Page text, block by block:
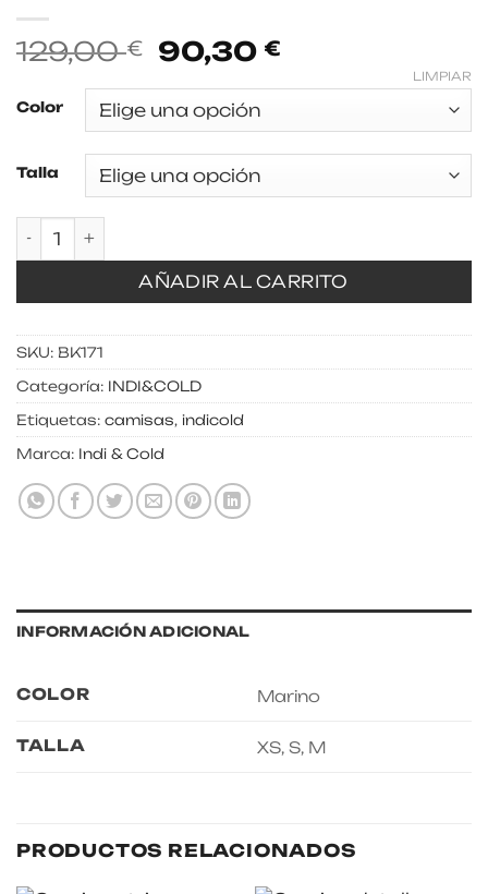
129,00€
El
precio
original
era:
129,00 €.
90,30 €
es:
90,30 €.
Color
Talla
LIMPIAR
Blusa bordado floral cantidad
AÑADIR AL CARRITO
SKU: BK171
Categoría: INDI&COLD
Etiquetas: camisas, indicold
Marca: Indi & Cold
INFORMACIÓN ADICIONAL
COLOR Marino
TALLA XS, S, M
PRODUCTOS RELACIONADOS